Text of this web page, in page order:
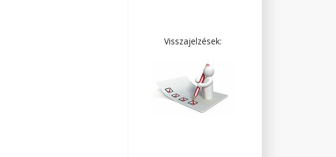
Visszajelzések: